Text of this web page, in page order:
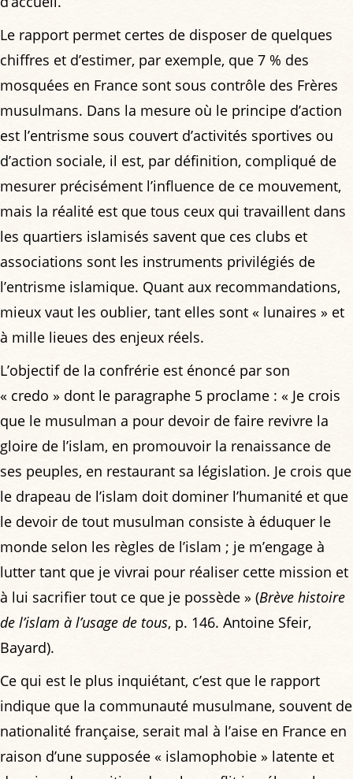
Le rapport permet certes de disposer de quelques
chiffres et d’estimer, par exemple, que 7 % des
mosquées en France sont sous contrôle des Frères
musulmans. Dans la mesure où le principe d’action
est l’entrisme sous couvert d’activités sportives ou
d’action sociale, il est, par définition, compliqué de
mesurer précisément l’influence de ce mouvement,
mais la réalité est que tous ceux qui travaillent dans
les quartiers islamisés savent que ces clubs et
associations sont les instruments privilégiés de
l’entrisme islamique. Quant aux recommandations,
mieux vaut les oublier, tant elles sont « lunaires » et
à mille lieues des enjeux réels.
L’objectif de la confrérie est énoncé par son
« credo » dont le paragraphe 5 proclame : « Je crois
que le musulman a pour devoir de faire revivre la
gloire de l’islam, en promouvoir la renaissance de
ses peuples, en restaurant sa législation. Je crois que
le drapeau de l’islam doit dominer l’humanité et que
le devoir de tout musulman consiste à éduquer le
monde selon les règles de l’islam ; je m’engage à
lutter tant que je vivrai pour réaliser cette mission et
à lui sacrifier tout ce que je possède » (Brève histoire
de l’islam à l’usage de tous, p. 146. Antoine Sfeir,
Bayard).
Ce qui est le plus inquiétant, c’est que le rapport
indique que la communauté musulmane, souvent de
nationalité française, serait mal à l’aise en France en
raison d’une supposée « islamophobie » latente et